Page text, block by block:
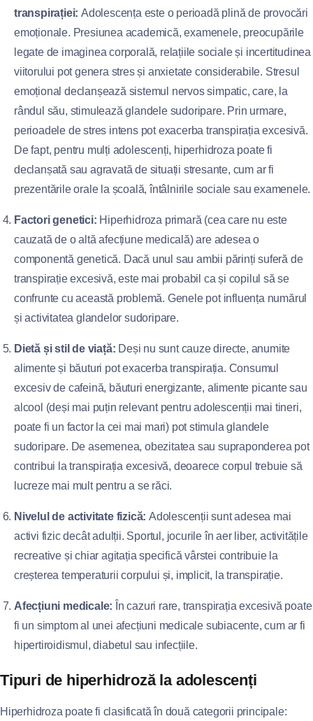
transpirației: Adolescența este o perioadă plină de provocări
emoționale. Presiunea academică, examenele, preocupările
legate de imaginea corporală, relațiile sociale și incertitudinea
viitorului pot genera stres și anxietate considerabile. Stresul
emoțional declanșează sistemul nervos simpatic, care, la
rândul său, stimulează glandele sudoripare. Prin urmare,
perioadele de stres intens pot exacerba transpirația excesivă.
De fapt, pentru mulți adolescenți, hiperhidroza poate fi
declanșată sau agravată de situații stresante, cum ar fi
prezentările orale la școală, întâlnirile sociale sau examenele.
Factori genetici: Hiperhidroza primară (cea care nu este
cauzată de o altă afecțiune medicală) are adesea o
componentă genetică. Dacă unul sau ambii părinți suferă de
transpirație excesivă, este mai probabil ca și copilul să se
confrunte cu această problemă. Genele pot influența numărul
și activitatea glandelor sudoripare.
Dietă și stil de viață: Deși nu sunt cauze directe, anumite
alimente și băuturi pot exacerba transpirația. Consumul
excesiv de cafeină, băuturi energizante, alimente picante sau
alcool (deși mai puțin relevant pentru adolescenții mai tineri,
poate fi un factor la cei mai mari) pot stimula glandele
sudoripare. De asemenea, obezitatea sau supraponderea pot
contribui la transpirația excesivă, deoarece corpul trebuie să
lucreze mai mult pentru a se răci.
Nivelul de activitate fizică: Adolescenții sunt adesea mai
activi fizic decât adulții. Sportul, jocurile în aer liber, activitățile
recreative și chiar agitația specifică vârstei contribuie la
creșterea temperaturii corpului și, implicit, la transpirație.
Afecțiuni medicale: În cazuri rare, transpirația excesivă poate
fi un simptom al unei afecțiuni medicale subiacente, cum ar fi
hipertiroidismul, diabetul sau infecțiile.
Tipuri de hiperhidroză la adolescenți
Hiperhidroza poate fi clasificată în două categorii principale: